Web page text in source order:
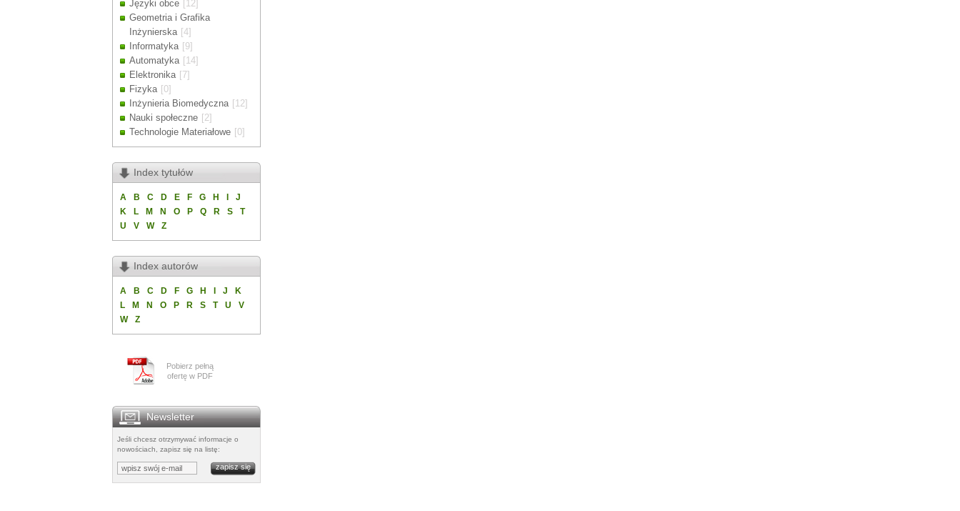
Języki obce [12]
Geometria i Grafika
Inżynierska [4]
Informatyka [9]
Automatyka [14]
Elektronika [7]
Fizyka [0]
Inżynieria Biomedyczna [12]
Nauki społeczne [2]
Technologie Materiałowe [0]
Index tytułów
A B C D E F G H
J
K
L M N O P Q R S
T
U
V W Z
Index autorów
A B C D F G H J
K
L
M N O P R S T U
V
W
Z
Pobierz pełną
ofertę w PDF
Newsletter
Jeśli chcesz otrzymywać informacje o
nowościach, zapisz się na listę: